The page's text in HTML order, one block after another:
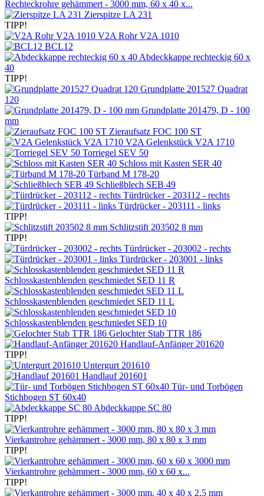
Rechteckrohre gehämmert - 3000 mm, 60 x 40 x...
Zierspitze LA 231
TIPP!
V2A Rohr V2A 1010
BCL12
Abdeckkappe rechteckig 60 x
40
TIPP!
Grundplatte 201527 Quadrat
120
Grundplatte 201479, D - 100
mm
Zieraufsatz FOC 100 ST
V2A Gelenkstück V2A 1710
Torriegel SEV 50
Schloss mit Kasten SER 40
Türband M 178-20
Schließblech SEB 49
Türdrücker - 203112 - rechts
Türdrücker - 203111 - links
TIPP!
Schlitzstift 203502 8 mm
TIPP!
Türdrücker - 203002 - rechts
Türdrücker - 203001 - links
Schlosskastenblenden geschmiedet SED 11 R
Schlosskastenblenden geschmiedet SED 11 L
Schlosskastenblenden geschmiedet SED 10
Gelochter Stab TTR 186
Handlauf-Anfänger 201620
TIPP!
Untergurt 201610
Handlauf 201601
Tür- und Torbögen
Stichbogen ST 60x40
Abdeckkappe SC 80
TIPP!
Vierkantrohre gehämmert - 3000 mm, 80 x 80 x 3 mm
TIPP!
Vierkantrohre gehämmert - 3000 mm, 60 x 60 x...
TIPP!